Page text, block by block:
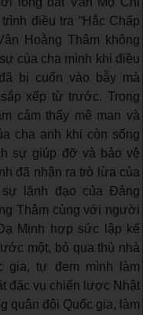
điều tra “Hắc Chấp
Hoằng Thâm không
của cha mình khi điều
bị cuốn vào bẫy mà
xếp từ trước. Trong
cảm thấy mê man và
cha anh khi còn sống
sự giúp đỡ và bảo vệ
đã nhận ra trò lừa của
lãnh đạo của Đảng
Thâm cùng với người
Minh hợp sức lập kế
một, bỏ qua thù nhà
gia, tự đem mình làm
đặc vụ chiến lược Nhật
quân đội Quốc gia, làm